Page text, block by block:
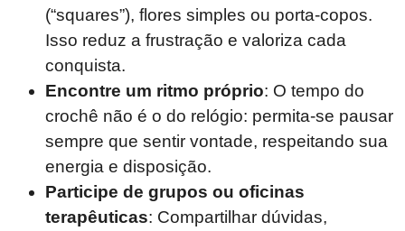
(“squares”), flores simples ou porta-copos.
Isso reduz a frustração e valoriza cada
conquista.
Encontre um ritmo próprio: O tempo do
crochê não é o do relógio: permita-se pausar
sempre que sentir vontade, respeitando sua
energia e disposição.
Participe de grupos ou oficinas
terapêuticas: Compartilhar dúvidas,